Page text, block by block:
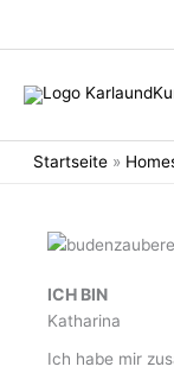
Startseite »
ICH BIN
Katharina
Ich habe mir